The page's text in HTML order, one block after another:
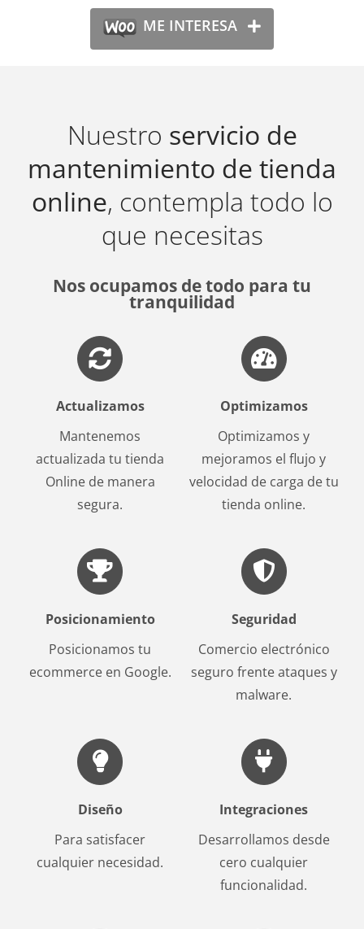
ME INTERESA
Nuestro servicio de
mantenimiento de tienda
online, contempla todo lo
que necesitas
Nos ocupamos de todo para tu
tranquilidad
Actualizamos
Mantenemos
actualizada tu tienda
Online de manera
segura.
Optimizamos
Optimizamos y
mejoramos el flujo y
velocidad de carga de tu
tienda online.
Posicionamiento
Posicionamos tu
ecommerce en Google.
Seguridad
Comercio electrónico
seguro frente ataques y
malware.
Diseño
Para satisfacer
cualquier necesidad.
Integraciones
Desarrollamos desde
cero cualquier
funcionalidad.